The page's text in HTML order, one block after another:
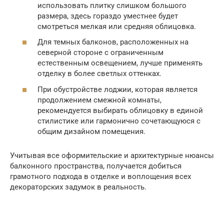
использовать плитку слишком большого
размера, здесь гораздо уместнее будет
смотреться мелкая или средняя облицовка.
Для темных балконов, расположенных на
северной стороне с ограниченным
естественным освещением, лучше применять
отделку в более светлых оттенках.
При обустройстве лоджии, которая является
продолжением смежной комнаты,
рекомендуется выбирать облицовку в единой
стилистике или гармонично сочетающуюся с
общим дизайном помещения.
Учитывая все оформительские и архитектурные нюансы
балконного пространства, получается добиться
грамотного подхода в отделке и воплощения всех
декораторских задумок в реальность.